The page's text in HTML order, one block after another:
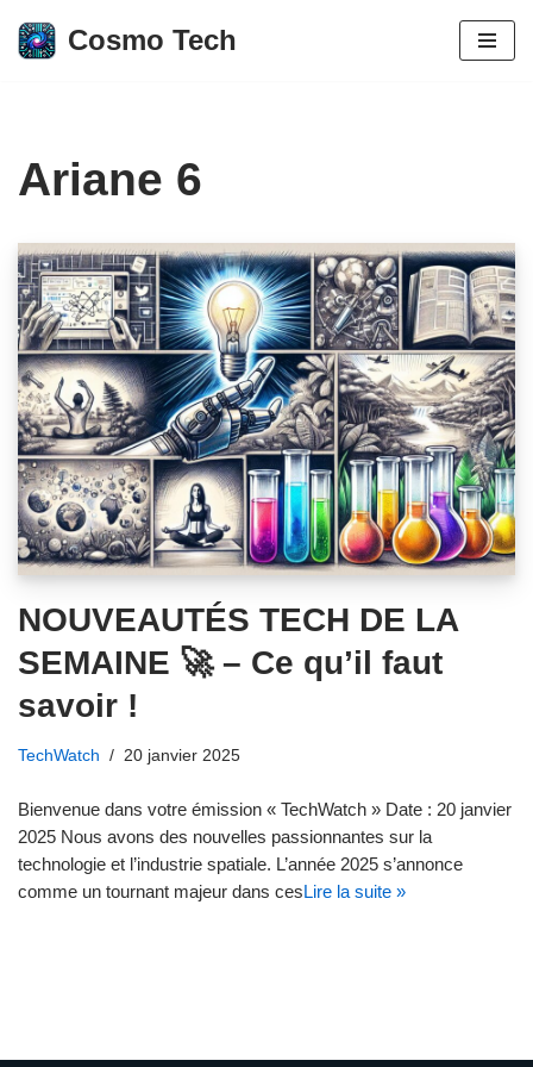
Aller
Cosmo Tech
Ariane 6
NOUVEAUTÉS TECH DE LA
SEMAINE 🚀 – Ce qu’il faut
savoir !
TechWatch 20 janvier 2025
Bienvenue dans votre émission « TechWatch » Date : 20 janvier
2025 Nous avons des nouvelles passionnantes sur la
technologie et l’industrie spatiale. L’année 2025 s’annonce
comme un tournant majeur dans cesLire la suite »